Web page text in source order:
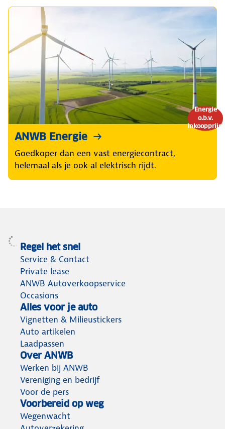
Energie
o.b.v.
inkoopprijs!
ANWB Energie
Goedkoper dan een vast energiecontract,
helemaal als je ook al elektrisch rijdt.
Regel het snel
Service & Contact
Private lease
ANWB Autoverkoopservice
Occasions
Alles voor je auto
Vignetten & Milieustickers
Auto artikelen
Laadpassen
Over ANWB
Werken bij ANWB
Vereniging en bedrijf
Voor de pers
Voorbereid op weg
Wegenwacht